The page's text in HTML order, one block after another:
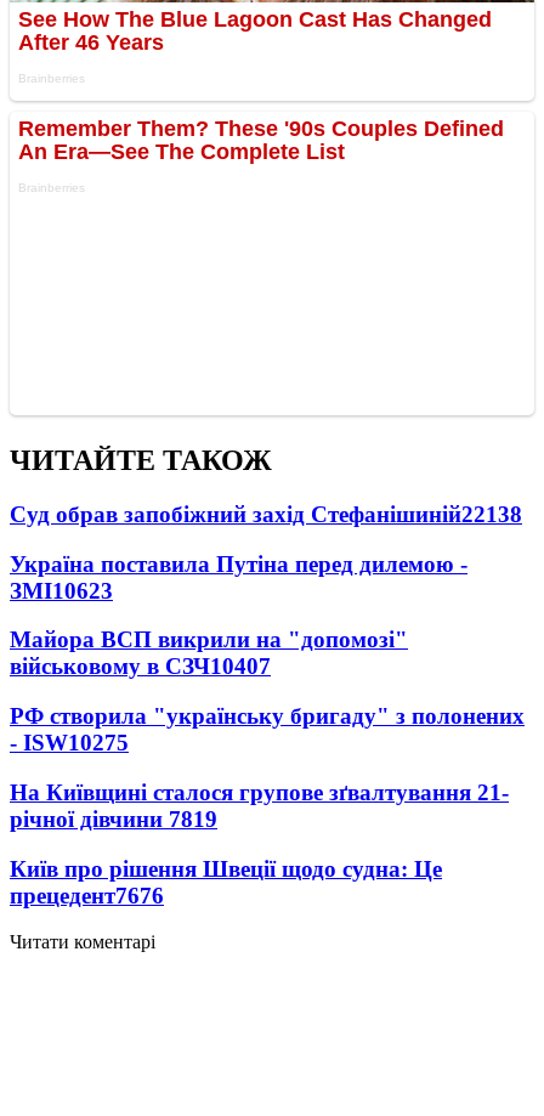
ЧИТАЙТЕ ТАКОЖ
Суд обрав запобіжний захід Стефанішиній22138
Україна поставила Путіна перед дилемою -
ЗМІ10623
Майора ВСП викрили на "допомозі"
військовому в СЗЧ10407
РФ створила "українську бригаду" з полонених
- ISW10275
На Київщині сталося групове зґвалтування 21-
річної дівчини 7819
Київ про рішення Швеції щодо судна: Це
прецедент7676
Читати коментарі